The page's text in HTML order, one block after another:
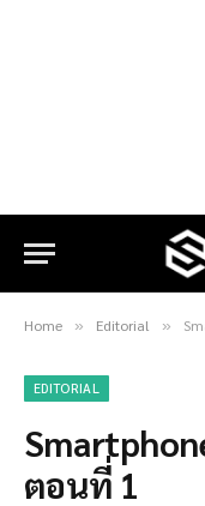
Home » Editorial »
EDITORIAL
ตอนที่ 1